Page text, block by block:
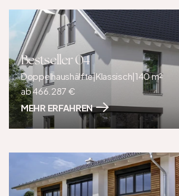
Bestseller 04
Doppelhaushälfte|Klassisch|140 m²
ab 466.287 €
MEHR ERFAHREN